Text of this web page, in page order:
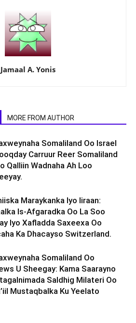
Jamaal A. Yonis
MORE FROM AUTHOR
Somaliland Oo Israel
Carruur Reer Somaliland
Qalliin Wadnaha Ah Loo
Maraykanka Iyo Iiraan:
Is-Afgaradka Oo La Soo
Iyo Xafladda Saxeexa Oo
Ka Dhacayso Switzerland.
Somaliland Oo
U Sheegay: Kama Saarayno
Saldhig Milateri Oo
Mustaqbalka Ku Yeelato